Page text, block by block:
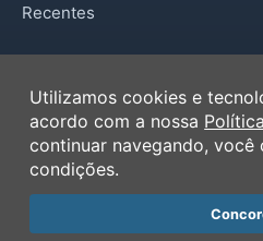
Recentes
Termos de Uso
Política de Privacidade
Ferramentas
Contato
Utilizamos cookies e
acordo com a nossa
continuar navegando,
condições.